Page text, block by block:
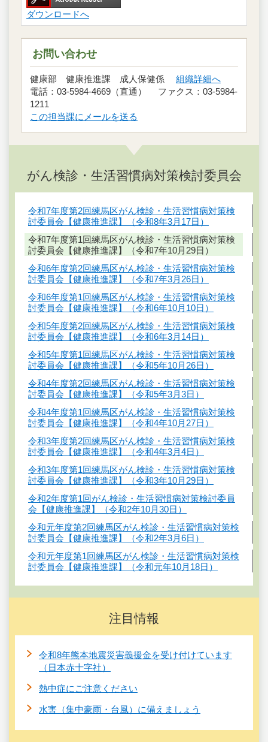
ダウンロードへ
お問い合わせ
健康部 健康推進課 成人保健係 組織詳細へ
電話：03-5984-4669（直通） ファクス：03-5984-
1211
この担当課にメールを送る
がん検診・生活習慣病対策検討委員会
令和7年度第2回練馬区がん検診・生活習慣病対策検
討委員会【健康推進課】（令和8年3月17日）
令和7年度第1回練馬区がん検診・生活習慣病対策検
討委員会【健康推進課】（令和7年10月29日）
令和6年度第2回練馬区がん検診・生活習慣病対策検
討委員会【健康推進課】（令和7年3月26日）
令和6年度第1回練馬区がん検診・生活習慣病対策検
討委員会【健康推進課】（令和6年10月10日）
令和5年度第2回練馬区がん検診・生活習慣病対策検
討委員会【健康推進課】（令和6年3月14日）
令和5年度第1回練馬区がん検診・生活習慣病対策検
討委員会【健康推進課】（令和5年10月26日）
令和4年度第2回練馬区がん検診・生活習慣病対策検
討委員会【健康推進課】（令和5年3月3日）
令和4年度第1回練馬区がん検診・生活習慣病対策検
討委員会【健康推進課】（令和4年10月27日）
令和3年度第2回練馬区がん検診・生活習慣病対策検
討委員会【健康推進課】（令和4年3月4日）
令和3年度第1回練馬区がん検診・生活習慣病対策検
討委員会【健康推進課】（令和3年10月29日）
令和2年度第1回がん検診・生活習慣病対策検討委員
会【健康推進課】（令和2年10月30日）
令和元年度第2回練馬区がん検診・生活習慣病対策検
討委員会【健康推進課】（令和2年3月6日）
令和元年度第1回練馬区がん検診・生活習慣病対策検
討委員会【健康推進課】（令和元年10月18日）
注目情報
令和8年熊本地震災害義援金を受け付けています
（日本赤十字社）
熱中症にご注意ください
水害（集中豪雨・台風）に備えましょう